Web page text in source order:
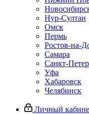
Нур-Султан
Омск
Пермь
Ростов-на-
Самара
Санкт-
Уфа
Хабаровск
Челябинск
Личный